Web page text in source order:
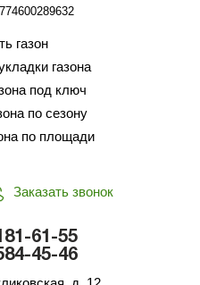
газон
газона
под ключ
по сезону
по площади
Заказать звонок
61-55
45-46